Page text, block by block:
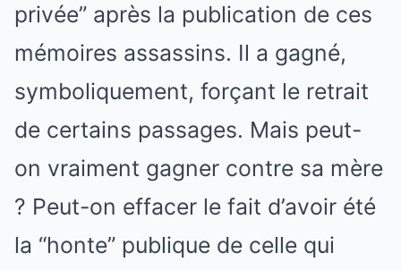
privée” après la publication de ces
mémoires assassins. Il a gagné,
symboliquement, forçant le retrait
de certains passages. Mais peut-
on vraiment gagner contre sa mère
? Peut-on effacer le fait d’avoir été
la “honte” publique de celle qui